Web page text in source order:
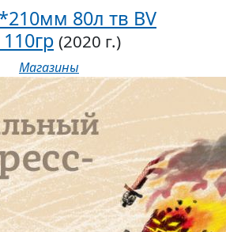
80л тв BV
(2020 г.)
Магазины